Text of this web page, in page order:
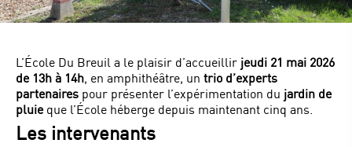
L’École Du Breuil a le plaisir d’accueillir jeudi 21 mai 2026
de 13h à 14h, en amphithéâtre, un trio d’experts
partenaires pour présenter l’expérimentation du jardin de
pluieque l’École héberge depuis maintenant cinq ans.
Les intervenants